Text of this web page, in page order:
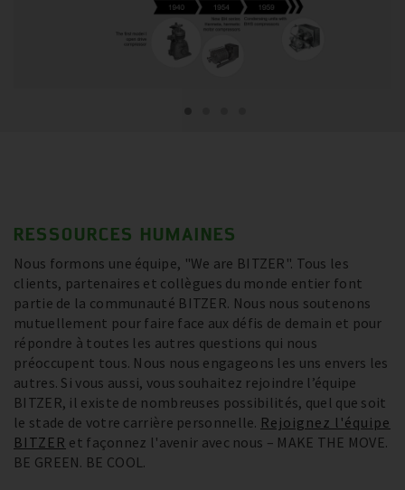
RESSOURCES HUMAINES
Nous formons une équipe, "We are BITZER". Tous les
clients, partenaires et collègues du monde entier font
partie de la communauté BITZER. Nous nous soutenons
mutuellement pour faire face aux défis de demain et pour
répondre à toutes les autres questions qui nous
préoccupent tous. Nous nous engageons les uns envers les
autres. Si vous aussi, vous souhaitez rejoindre l’équipe
BITZER, il existe de nombreuses possibilités, quel que soit
le stade de votre carrière personnelle. Rejoignez l'équipe
BITZER et façonnez l'avenir avec nous – MAKE THE MOVE.
BE GREEN. BE COOL.